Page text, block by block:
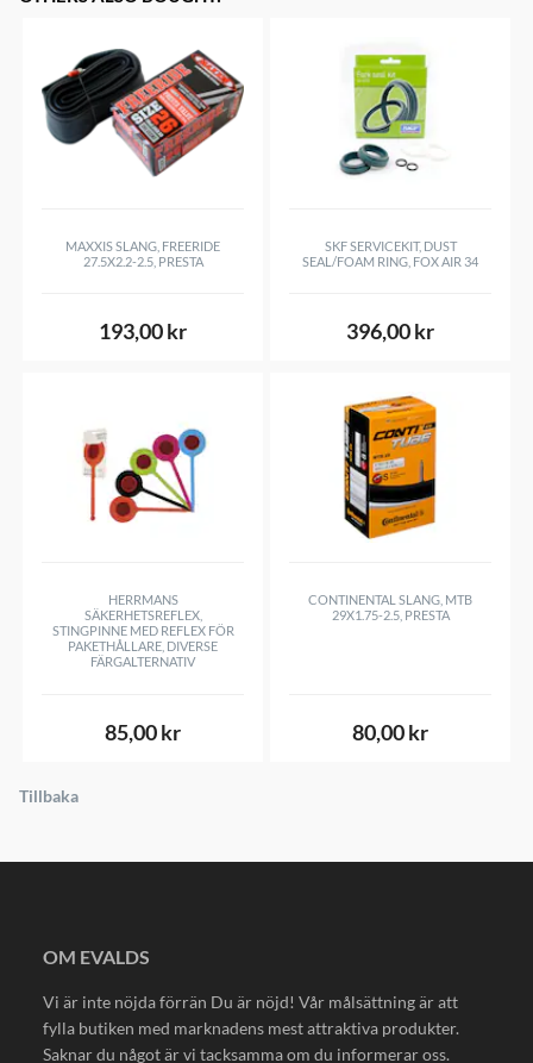
MAXXIS SLANG, FREERIDE
27.5X2.2-2.5, PRESTA
193,00 kr
SKF SERVICEKIT, DUST
SEAL/FOAM RING, FOX AIR 34
396,00 kr
HERRMANS
SÄKERHETSREFLEX,
STINGPINNE MED REFLEX FÖR
PAKETHÅLLARE, DIVERSE
FÄRGALTERNATIV
85,00 kr
CONTINENTAL SLANG, MTB
29X1.75-2.5, PRESTA
80,00 kr
Tillbaka
OM EVALDS
Vi är inte nöjda förrän Du är nöjd! Vår målsättning är att
fylla butiken med marknadens mest attraktiva produkter.
Saknar du något är vi tacksamma om du informerar oss.